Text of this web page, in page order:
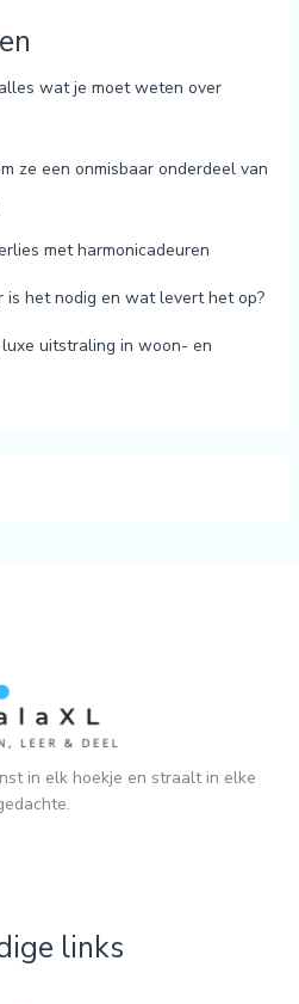
wat je moet weten over
ze een onmisbaar onderdeel van
met harmonicadeuren
is het nodig en wat levert het op?
uitstraling in woon- en
in elk hoekje en straalt in elke
links